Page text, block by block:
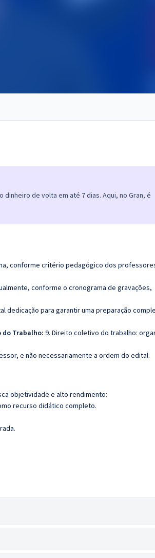
de volta em até 7 dias. Aqui, no Gran, é
conforme critério pedagógico dos
conforme o cronograma de gravações,
dedicação para garantir uma preparação
do Trabalho: 9. Direito coletivo do trabalho:
e não necessariamente a ordem do edital.
objetividade e alto rendimento:
recurso didático completo.